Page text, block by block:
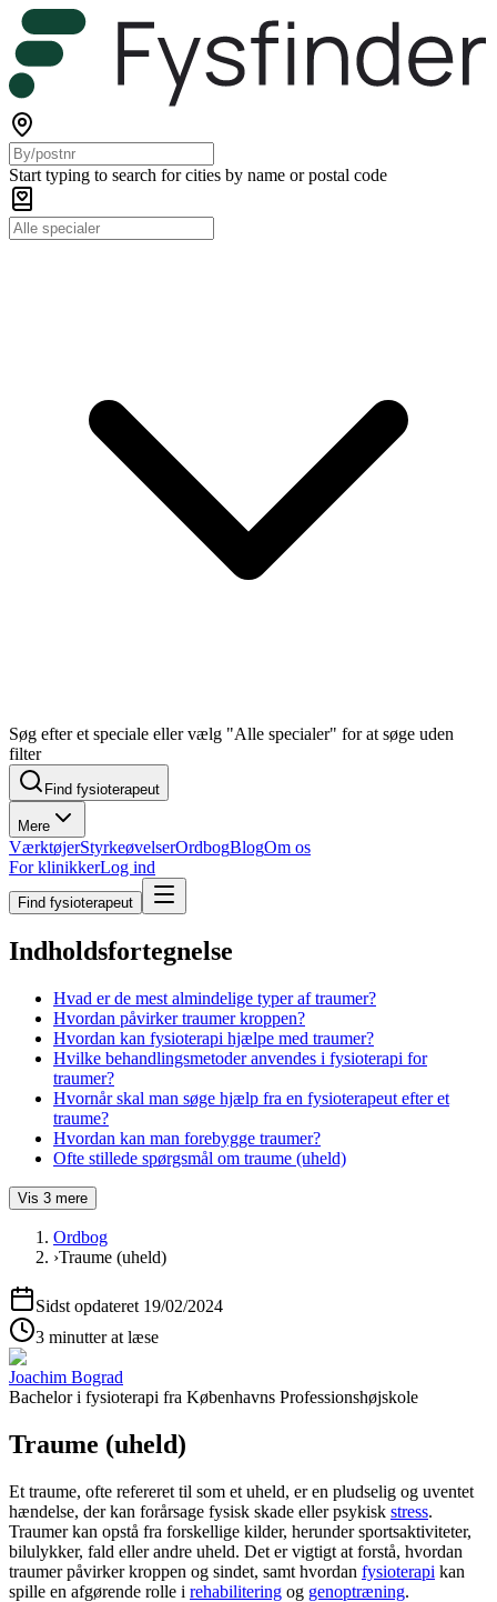
Start typing to search for cities by name or postal code
Søg efter et speciale eller vælg "Alle specialer" for at søge uden
filter
Find fysioterapeut
Mere
VærktøjerStyrkeøvelserOrdbogBlogOm os
For klinikkerLog ind
Find fysioterapeut
Indholdsfortegnelse
Hvad er de mest almindelige typer af traumer?
Hvordan påvirker traumer kroppen?
Hvordan kan fysioterapi hjælpe med traumer?
Hvilke behandlingsmetoder anvendes i fysioterapi for
traumer?
Hvornår skal man søge hjælp fra en fysioterapeut efter et
traume?
Hvordan kan man forebygge traumer?
Ofte stillede spørgsmål om traume (uheld)
Vis 3 mere
Ordbog
›Traume (uheld)
Sidst opdateret 19/02/2024
3 minutter at læse
Joachim Bograd
Bachelor i fysioterapi fra Københavns Professionshøjskole
Traume (uheld)
Et traume, ofte refereret til som et uheld, er en pludselig og uventet
hændelse, der kan forårsage fysisk skade eller psykisk stress.
Traumerkan opstå fra forskellige kilder, herunder sportsaktiviteter,
bilulykker, fald eller andre uheld. Det er vigtigt at forstå, hvordan
traumerpåvirker kroppen og sindet, samt hvordan fysioterapi kan
spille en afgørende rolle i rehabilitering og genoptræning.